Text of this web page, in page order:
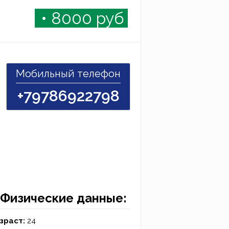
• 8000 руб
Мобильный телефон
+79786922798
Физические данные:
24